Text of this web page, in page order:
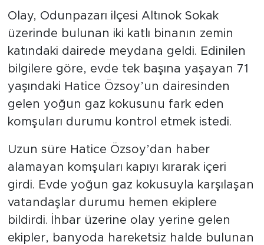
Olay, Odunpazarı ilçesi Altınok Sokak
üzerinde bulunan iki katlı binanın zemin
katındaki dairede meydana geldi. Edinilen
bilgilere göre, evde tek başına yaşayan 71
yaşındaki Hatice Özsoy’un dairesinden
gelen yoğun gaz kokusunu fark eden
komşuları durumu kontrol etmek istedi.
Uzun süre Hatice Özsoy’dan haber
alamayan komşuları kapıyı kırarak içeri
girdi. Evde yoğun gaz kokusuyla karşılaşan
vatandaşlar durumu hemen ekiplere
bildirdi. İhbar üzerine olay yerine gelen
ekipler, banyoda hareketsiz halde bulunan